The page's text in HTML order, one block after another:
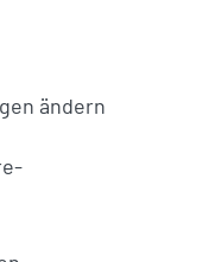
ändern